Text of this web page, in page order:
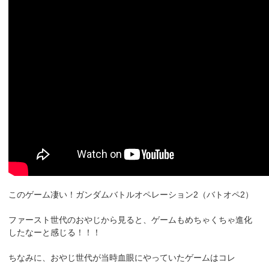
このゲーム凄い！ガンダムバトルオペレーション2（バトオペ2）
ファースト世代のおやじから見ると、ゲームもめちゃくちゃ進化
したなーと感じる！！！
ちなみに、おやじ世代が当時血眼にやっていたゲームはコレ